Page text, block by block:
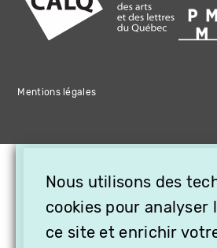
Mentions légales
Nous utilisons des
cookies pour analyser
ce site et enrichir
OFFREZ LA
CADEAU,
PROCHES À